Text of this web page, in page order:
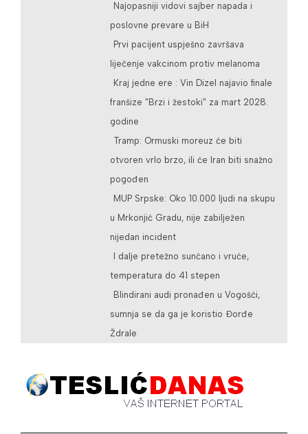
Najopasniji vidovi sajber napada i
poslovne prevare u BiH
Prvi pacijent uspješno završava
liječenje vakcinom protiv melanoma
Kraj jedne ere : Vin Dizel najavio finale
franšize "Brzi i žestoki" za mart 2028.
godine
Tramp: Ormuski moreuz će biti
otvoren vrlo brzo, ili će Iran biti snažno
pogođen
MUP Srpske: Oko 10.000 ljudi na skupu
u Mrkonjić Gradu, nije zabilježen
nijedan incident
I dalje pretežno sunčano i vruće,
temperatura do 41 stepen
Blindirani audi pronađen u Vogošći,
sumnja se da ga je koristio Đorđe
Ždrale